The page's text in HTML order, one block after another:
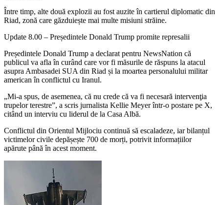
Între timp, alte două explozii au fost auzite în cartierul diplomatic din
Riad, zonă care găzduiește mai multe misiuni străine.
Update 8.00 – Președintele Donald Trump promite represalii
Președintele Donald Trump a declarat pentru NewsNation că
publicul va afla în curând care vor fi măsurile de răspuns la atacul
asupra Ambasadei SUA din Riad și la moartea personalului militar
american în conflictul cu Iranul.
„Mi-a spus, de asemenea, că nu crede că va fi necesară intervenţia
trupelor terestre”, a scris jurnalista Kellie Meyer într-o postare pe X,
citând un interviu cu liderul de la Casa Albă.
Conflictul din Orientul Mijlociu continuă să escaladeze, iar bilanțul
victimelor civile depășește 700 de morți, potrivit informațiilor
apărute până în acest moment.